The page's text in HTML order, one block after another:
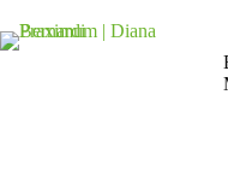
Inhalt
springen